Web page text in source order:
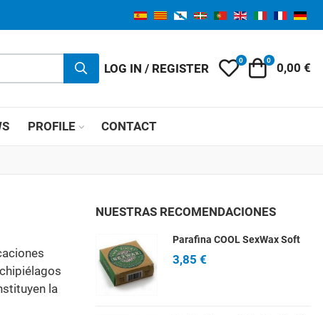
LOG IN / REGISTER My Wishlist
0 Cart
0
0,00 €
PROFILE CONTACT
la
NUESTRAS RECOMENDACIONES
Parafina COOL SexWax Soft
3,85 €